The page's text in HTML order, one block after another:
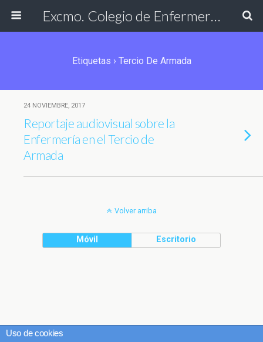
Excmo. Colegio de Enfermería de Cádiz
Etiquetas › Tercio De Armada
24 NOVIEMBRE, 2017
Reportaje audiovisual sobre la
Enfermería en el Tercio de
Armada
Volver arriba
Móvil Escritorio
Uso de cookies